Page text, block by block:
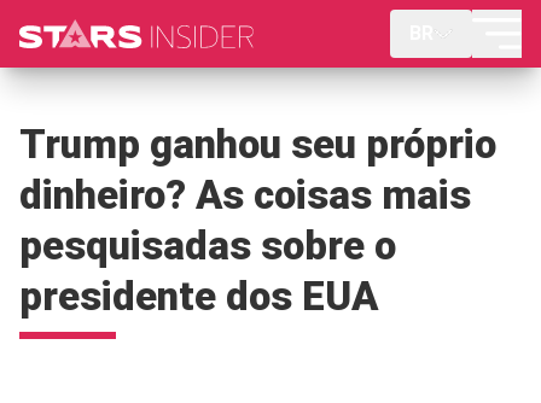
Trump ganhou seu próprio
dinheiro? As coisas mais
pesquisadas sobre o
presidente dos EUA